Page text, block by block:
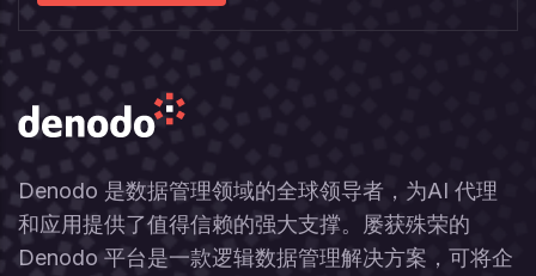
Denodo 是数据管理领域的全球领导者，为AI 代理
和应用提供了值得信赖的强大支撑。屡获殊荣的
Denodo 平台是一款逻辑数据管理解决方案，可将企